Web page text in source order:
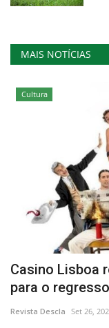
MAIS NOTÍCIAS
Cultura
Casino Lisboa
para o
Revista Descla Set 26,